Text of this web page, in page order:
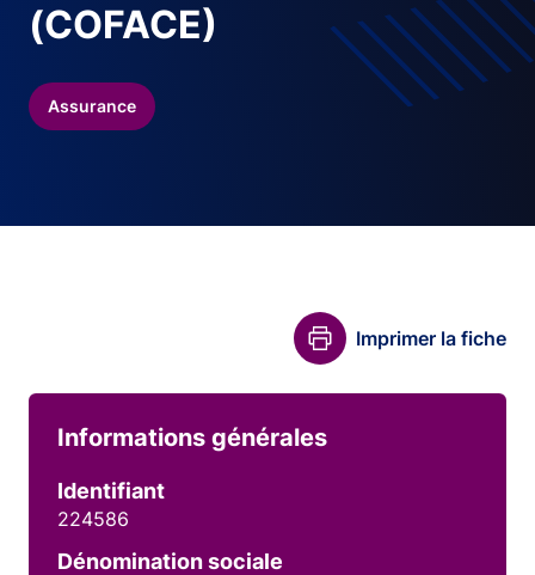
(COFACE)
Assurance
Imprimer la fiche
Informations générales
Identifiant
224586
Dénomination sociale